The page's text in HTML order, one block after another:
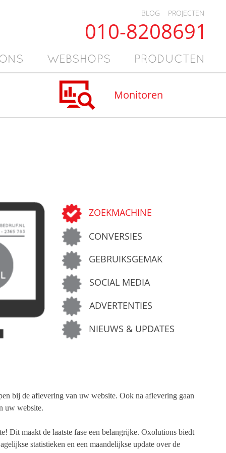
BLOG PROJECTEN
010-8208691
WEBSHOPS PRODUCTEN
Monitoren
CONVERSIES
GEBRUIKSGEMAK
SOCIAL MEDIA
ADVERTENTIES
NIEUWS & UPDATES
ZOEKMACHINE
bij de aflevering van uw website. Ook na aflevering gaan
uw website.
Dit maakt de laatste fase een belangrijke. Oxolutions biedt
statistieken en een maandelijkse update over de